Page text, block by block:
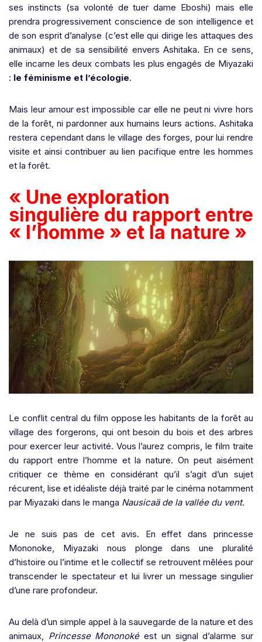
ses instincts (sa volonté de tuer dame Eboshi) mais elle
prendra progressivement conscience de son intelligence et
de son esprit d’analyse (c’est elle qui dirige les attaques des
animaux) et de sa sensibilité envers Ashitaka. En ce sens,
elle incarne les deux combats les plus engagés de Miyazaki
: le féminisme et l’écologie.
Mais leur amour est impossible car elle ne peut ni vivre hors
de la forêt, ni pardonner aux humains leurs actions. Ashitaka
restera cependant dans le village des forges, pour lui rendre
visite et ainsi contribuer au lien pacifique entre les hommes
et la forêt.
« Une exploration
singulière du rapport entre
« l’homme » et la nature »
Le conflit central du film oppose les habitants de la forêt au
village des forgerons, qui ont besoin du bois et des arbres
pour exercer leur activité. Vous l’aurez compris, le film traite
du rapport entre l’homme et la nature. On peut aisément
critiquer ce thème en considérant qu’il s’agit d’un sujet
récurent, lise et idéaliste déjà traité par le cinéma notamment
par Miyazaki dans le manga Nausicaä de la vallée du vent.
Je ne suis pas de cet avis. En effet dans princesse
Mononoke, Miyazaki nous plonge dans une pluralité
d’histoire ou l’intime et le collectif se retrouvent mêlées pour
transcender le spectateur et lui livrer un message singulier
d’une rare profondeur.
Au delà d’un simple appel à la sauvegarde de la nature et des
animaux, Princesse Mononokéest un signal d’alarme sur